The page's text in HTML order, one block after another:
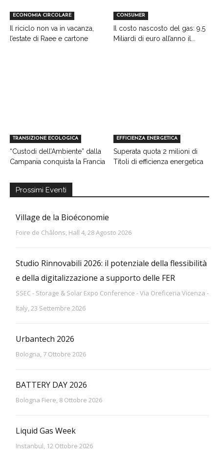
ECONOMIA CIRCOLARE
Il riciclo non va in vacanza,
l’estate di Raee e cartone
CONSUMER
Il costo nascosto del gas: 9,5
Miliardi di euro all’anno il...
TRANSIZIONE ECOLOGICA
“Custodi dell’Ambiente” dalla
Campania conquista la Francia
EFFICIENZA ENERGETICA
Superata quota 2 milioni di
Titoli di efficienza energetica
Prossimi Eventi
Village de la Bioéconomie
Foire de Châlons, Hall 4, 28 Agosto 2026
Studio Rinnovabili 2026: il potenziale della flessibilità
e della digitalizzazione a supporto delle FER
SSEC - Storage & Solar Expo Conference - Via Oreficeria Vicenza -
Italy, 23 Settembre 2026
Urbantech 2026
Bologna, 7 Ottobre 2026
BATTERY DAY 2026
Bologna Fiere, 8 Ottobre 2026
Liquid Gas Week
Instanbul, 12 Ottobre 2026